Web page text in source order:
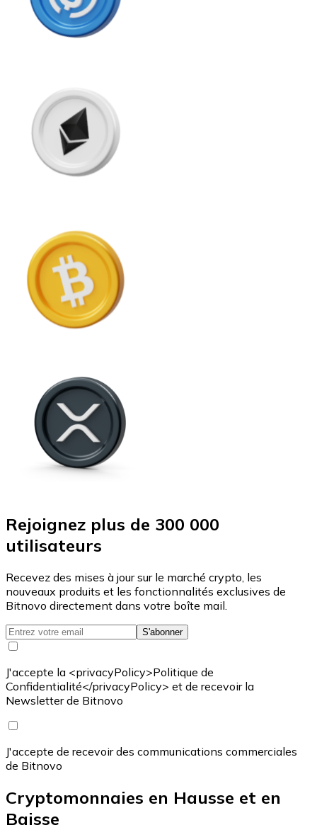
Rejoignez plus de 300 000
utilisateurs
Recevez des mises à jour sur le marché crypto, les
nouveaux produits et les fonctionnalités exclusives de
Bitnovo directement dans votre boîte mail.
S'abonner
J'accepte la <privacyPolicy>Politique de
Confidentialité</privacyPolicy> et de recevoir la
Newsletter de Bitnovo
J'accepte de recevoir des communications commerciales
de Bitnovo
Cryptomonnaies en Hausse et en
Baisse